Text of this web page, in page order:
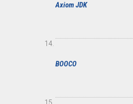
Axiom JDK
BOOCO